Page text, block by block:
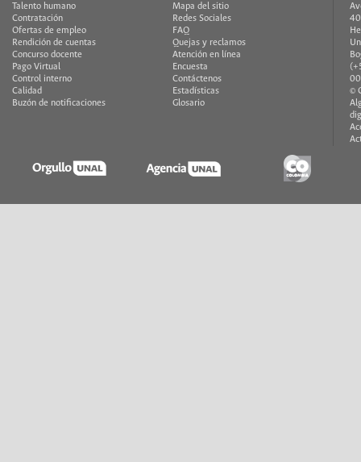
Talento humano
Contratación
Ofertas de empleo
Rendición de cuentas
Concurso docente
Pago Virtual
Control interno
Calidad
Buzón de notificaciones
Mapa del sitio
Redes Sociales
FAQ
Quejas y reclamos
Atención en línea
Encuesta
Contáctenos
Estadísticas
Glosario
©